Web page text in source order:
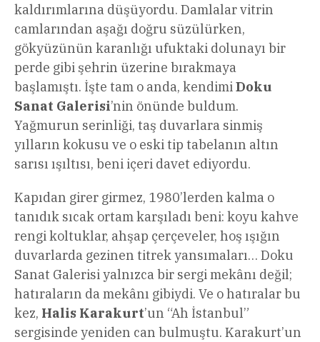
kaldırımlarına düşüyordu. Damlalar vitrin
camlarından aşağı doğru süzülürken,
gökyüzünün karanlığı ufuktaki dolunayı bir
perde gibi şehrin üzerine bırakmaya
başlamıştı. İşte tam o anda, kendimiDoku
Sanat Galerisi’nin önünde buldum.
Yağmurun serinliği, taş duvarlara sinmiş
yılların kokusu ve o eski tip tabelanın altın
sarısı ışıltısı, beni içeri davet ediyordu.
Kapıdan girer girmez, 1980’lerden kalma o
tanıdık sıcak ortam karşıladı beni: koyu kahve
rengi koltuklar, ahşap çerçeveler, hoş ışığın
duvarlarda gezinen titrek yansımaları… Doku
Sanat Galerisi yalnızca bir sergi mekânı değil;
hatıraların da mekânı gibiydi. Ve o hatıralar bu
kez, Halis Karakurt’un “Ah İstanbul”
sergisinde yeniden can bulmuştu. Karakurt’un